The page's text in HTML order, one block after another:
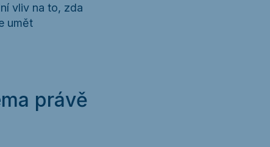
vliv na to, zda
umět
právě